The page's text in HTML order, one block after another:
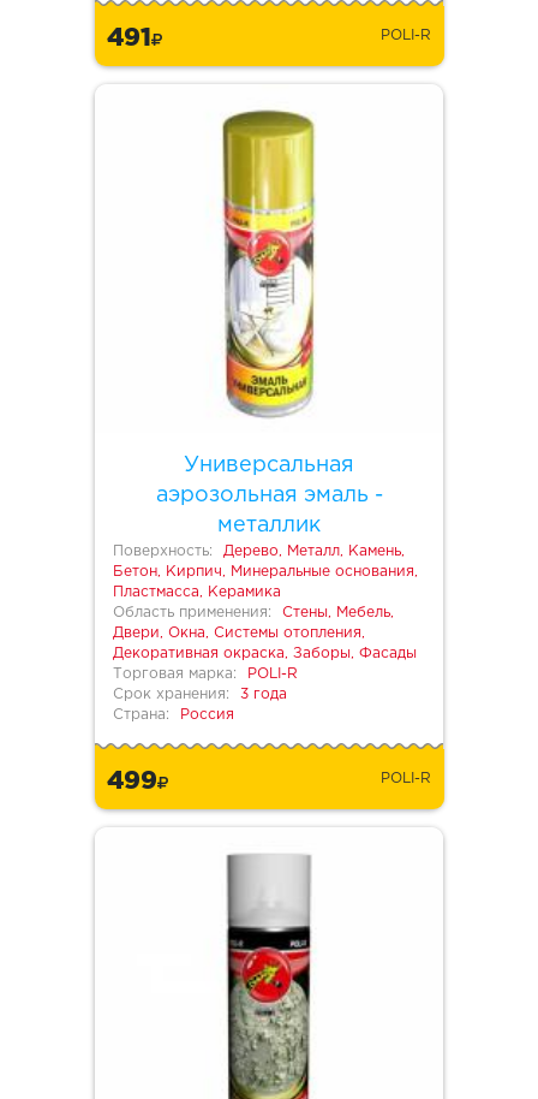
491 POLI-R
Универсальная
аэрозольная эмаль -
металлик
Поверхность:
Дерево, Металл, Камень,
Бетон, Кирпич, Минеральные основания,
Пластмасса, Керамика
Область применения:
Стены, Мебель,
Двери, Окна, Системы отопления,
Декоративная окраска, Заборы, Фасады
Торговая марка:
POLI-R
Срок хранения:
3 года
Страна:
Россия
499 POLI-R